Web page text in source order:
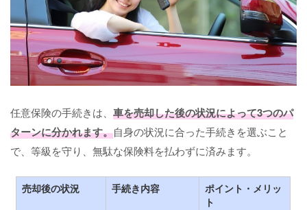
任意保険の手続きは、 車を売却した後の状況によって3つのパ
ターンに分かれます。自身の状況に合った手続きを選ぶこと
で、等級を守り、無駄な保険料を払わずに済みます。
売却後の状況 手続き内容
ポイント・メリッ
ト